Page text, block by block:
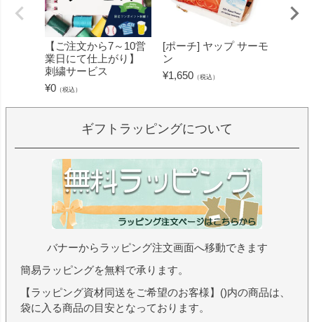
【ご注文から7～10営
業日にて仕上がり】
刺繍サービス
¥0 （税込）
[ポーチ] ヤップ サーモ
ン
¥1,650 （税込）
ギフトラッピングについて
バナーからラッピング注文画面へ移動できます
簡易ラッピングを無料で承ります。
【ラッピング資材同送をご希望のお客様】()内の商品は、
袋に入る商品の目安となっております。